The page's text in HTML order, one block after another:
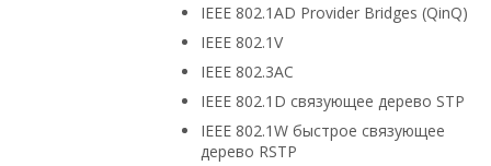
IEEE 802.1AD Provider Bridges (QinQ)
IEEE 802.1V
IEEE 802.3AC
IEEE 802.1D связующее дерево STP
IEEE 802.1W быстрое связующее
дерево RSTP